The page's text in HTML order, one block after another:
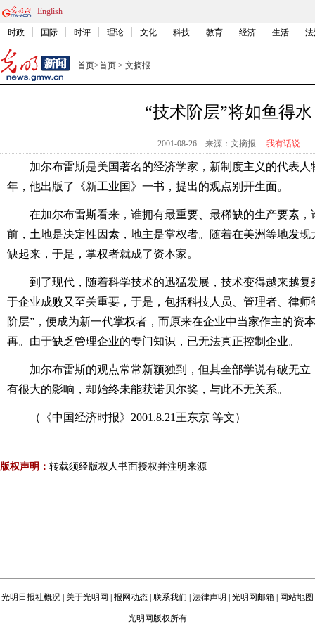
English
时政 国际 时评 理论 文化 科技 教育 经济 生活
首页>首页 > 文摘报
“技术阶层”将如鱼得水
2001-08-26 来源：文摘报 我有话说
加尔布雷斯是美国著名的经济学家，新制度主义的代表人
年，他出版了《新工业国》一书，提出的观点别开生面。
在加尔布雷斯看来，谁拥有最重要、最稀缺的生产要素
前，土地是决定性因素，地主是掌权者。随着在美洲等地发
缺起来，于是，掌权者就成了资本家。
到了现代，随着科学技术的迅猛发展，技术变得越来越
于企业成败又至关重要，于是，包括科技人员、管理者、律
阶层”，便成为新一代掌权者，而原来在企业中当家作主的资
再。由于缺乏管理企业的专门知识，已无法真正控制企业。
加尔布雷斯的观点常常新颖独到，但其全部学说有破无
有很大的影响，却始终未能获诺贝尔奖，与此不无关系。
（《中国经济时报》2001.8.21王东京 等文）
版权声明： 转载须经版权人书面授权并注明来源
光明日报社概况 关于光明网 报网动态 联系我们 法律声明 光明网邮箱 网站地图
光明网版权所有